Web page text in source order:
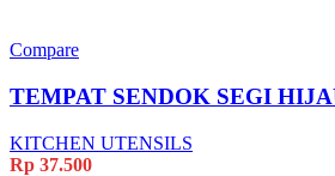
Compare
TEMPAT SENDOK SEGI
KITCHEN UTENSILS
Rp 37.500